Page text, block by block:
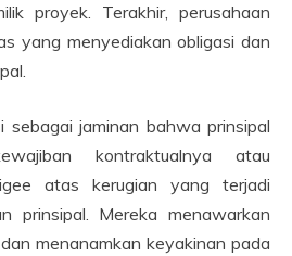
proyek. Terakhir, perusahaan
yang menyediakan obligasi dan
sebagai jaminan bahwa prinsipal
kontraktualnya atau
atas kerugian yang terjadi
prinsipal. Mereka menawarkan
menanamkan keyakinan pada